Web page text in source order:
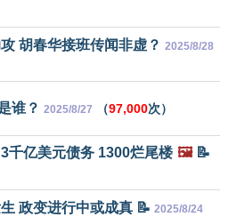
胡春华接班传闻非虚？ 2025/8/28
谁？ 2025/8/27 （97,000次）
千亿美元债务 1300烂尾楼 🖼️📝
政变进行中或成真 📝 2025/8/24